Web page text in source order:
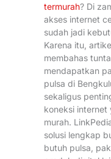
termurah? Di
akses internet
sudah jadi
Karena itu,
membahas
mendapatkan
pulsa di
sekaligus
koneksi internet
murah.
solusi lengkap
butuh pulsa,